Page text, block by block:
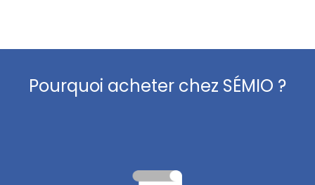
Pourquoi acheter chez SÉMIO ?